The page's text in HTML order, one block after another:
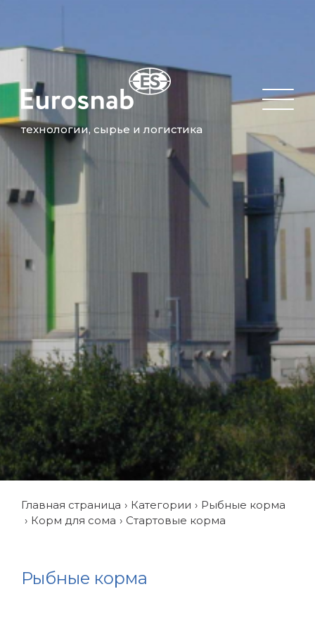
технологии, сырье и логистика
Главная страница Категории
Рыбные корма
Корм для сома
Стартовые корма
Рыбные корма